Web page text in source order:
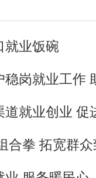
就业饭碗
岗就业工作
就业创业
合拳 拓宽群